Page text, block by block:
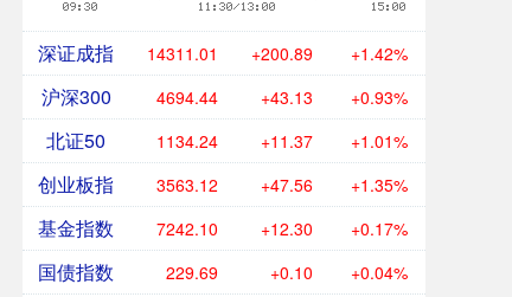
深证成指 14311.01 +200.89 +1.42%
沪深300 4694.44 +43.13 +0.93%
北证50 1134.24 +11.37 +1.01%
创业板指 3563.12 +47.56 +1.35%
基金指数 7242.10 +12.30 +0.17%
国债指数 229.69 +0.10 +0.04%